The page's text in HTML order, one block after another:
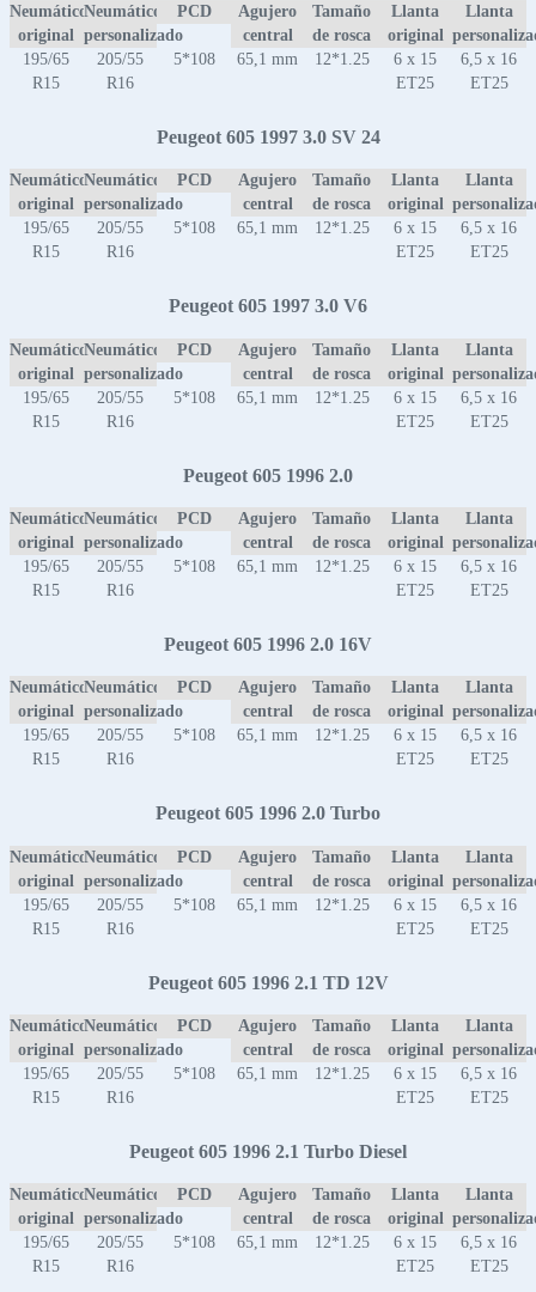
Neumático
original
Neumático
personalizado
PCD
Agujero
central
Tamaño
de rosca
Llanta
original
Llanta
195/65
R15
205/55
R16
5*108 65,1 mm 12*1.25
6 x 15
ET25
6,5 x 16
ET25
Peugeot 605 1997 3.0 SV 24
Neumático
original
Neumático
personalizado
PCD
Agujero
central
Tamaño
de rosca
Llanta
original
Llanta
195/65
R15
205/55
R16
5*108 65,1 mm 12*1.25
6 x 15
ET25
6,5 x 16
ET25
Peugeot 605 1997 3.0 V6
Neumático
original
Neumático
personalizado
PCD
Agujero
central
Tamaño
de rosca
Llanta
original
Llanta
195/65
R15
205/55
R16
5*108 65,1 mm 12*1.25
6 x 15
ET25
6,5 x 16
ET25
Peugeot 605 1996 2.0
Neumático
original
Neumático
personalizado
PCD
Agujero
central
Tamaño
de rosca
Llanta
original
Llanta
195/65
R15
205/55
R16
5*108 65,1 mm 12*1.25
6 x 15
ET25
6,5 x 16
ET25
Peugeot 605 1996 2.0 16V
Neumático
original
Neumático
personalizado
PCD
Agujero
central
Tamaño
de rosca
Llanta
original
Llanta
195/65
R15
205/55
R16
5*108 65,1 mm 12*1.25
6 x 15
ET25
6,5 x 16
ET25
Peugeot 605 1996 2.0 Turbo
Neumático
original
Neumático
personalizado
PCD
Agujero
central
Tamaño
de rosca
Llanta
original
Llanta
195/65
R15
205/55
R16
5*108 65,1 mm 12*1.25
6 x 15
ET25
6,5 x 16
ET25
Peugeot 605 1996 2.1 TD 12V
Neumático
original
Neumático
personalizado
PCD
Agujero
central
Tamaño
de rosca
Llanta
original
Llanta
195/65
R15
205/55
R16
5*108 65,1 mm 12*1.25
6 x 15
ET25
6,5 x 16
ET25
Peugeot 605 1996 2.1 Turbo Diesel
Neumático
original
Neumático
personalizado
PCD
Agujero
central
Tamaño
de rosca
Llanta
original
Llanta
195/65
R15
205/55
R16
5*108 65,1 mm 12*1.25
6 x 15
ET25
6,5 x 16
ET25